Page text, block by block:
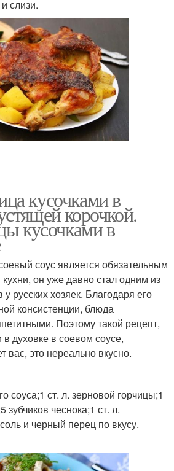
слизи.
кусочками в
корочкой.
кусочками в
соус является обязательным
кухни, он уже давно стал одним из
русских хозяек. Благодаря его
консистенции, блюда
Поэтому такой рецепт,
в духовке в соевом соусе,
вас, это нереально вкусно.
соуса;1 ст. л. зерновой горчицы;1
зубчиков чеснока;1 ст. л.
и черный перец по вкусу.